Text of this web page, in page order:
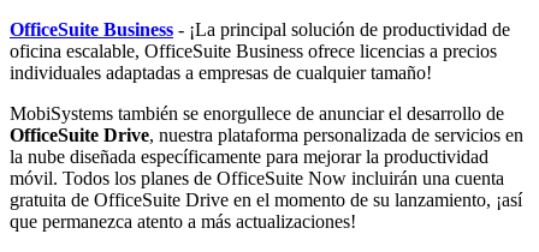
OfficeSuite Business - ¡La principal solución de productividad de
oficina escalable, OfficeSuite Business ofrece licencias a precios
individuales adaptadas a empresas de cualquier tamaño!
MobiSystems también se enorgullece de anunciar el desarrollo de
OfficeSuite Drive, nuestra plataforma personalizada de servicios en
la nube diseñada específicamente para mejorar la productividad
móvil. Todos los planes de OfficeSuite Now incluirán una cuenta
gratuita de OfficeSuite Drive en el momento de su lanzamiento, ¡así
que permanezca atento a más actualizaciones!